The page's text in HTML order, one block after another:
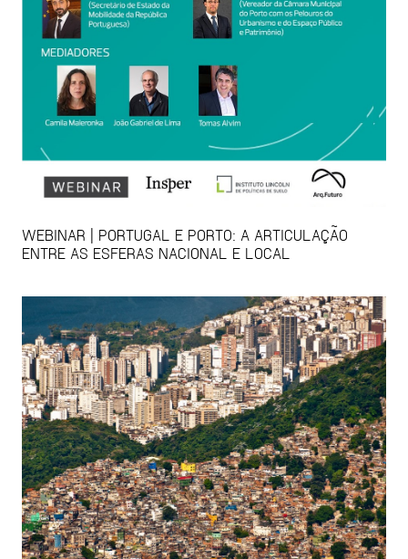
WEBINAR | PORTUGAL E PORTO: A ARTICULAÇÃO
ENTRE AS ESFERAS NACIONAL E LOCAL